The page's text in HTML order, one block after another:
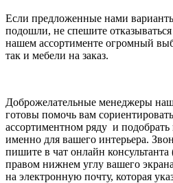
Если предложенные нами
подошли, не спешите
нашем ассортименте огромный
так и мебели на заказ.
Доброжелательные менеджеры
готовы помочь вам
ассортиментном ряду и
именно для вашего интерьера.
пишите в чат онлайн
правом нижнем углу вашего
на электронную почту, которая